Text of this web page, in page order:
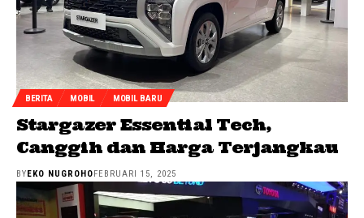
BERITA MOBIL MOBIL BARU
Stargazer Essential Tech,
Canggih dan Harga Terjangkau
BYEKO NUGROHOFEBRUARI 15, 2025